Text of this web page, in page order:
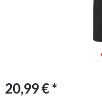
20,99 € *